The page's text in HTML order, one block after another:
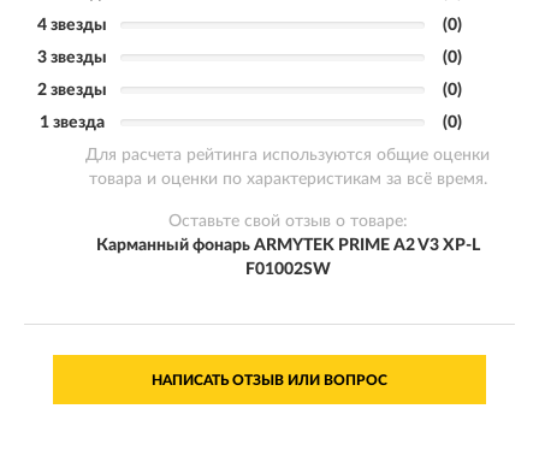
4 звезды
(0)
3 звезды
(0)
2 звезды
(0)
1 звезда
(0)
Для расчета рейтинга используются общие оценки
товара и оценки по характеристикам за всё время.
Оставьте свой отзыв о товаре:
Карманный фонарь ARMYTEK PRIME A2 V3 XP-L
F01002SW
НАПИСАТЬ ОТЗЫВ ИЛИ ВОПРОС